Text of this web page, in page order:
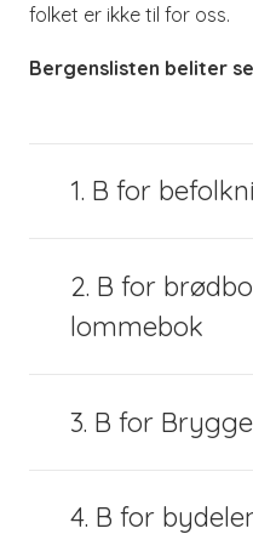
folket er ikke til for oss.
Bergenslisten beliter
1. B for
2. B for
lommebok
3. B for
4. B for